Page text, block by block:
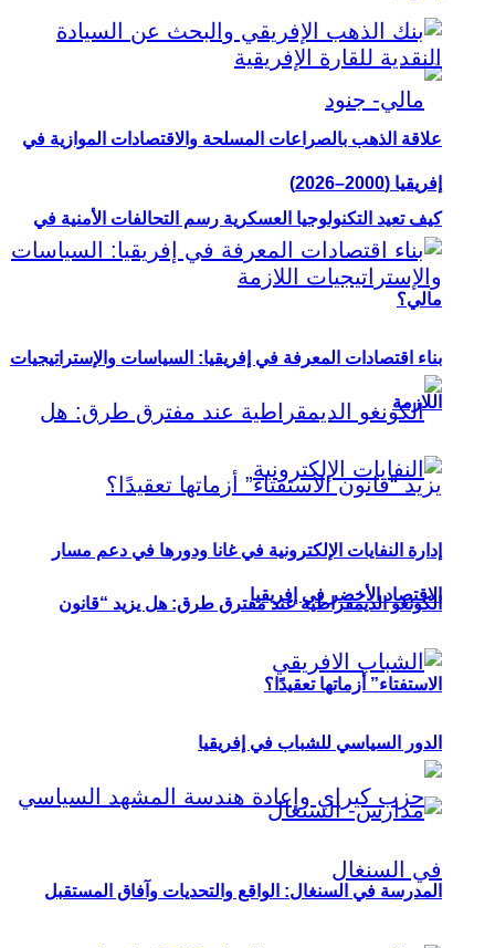
كيف تعيد التكنولوجيا العسكرية رسم التحالفات الأمنية في
مالي؟
الكونغو الديمقراطية عند مفترق طرق: هل يزيد “قانون
الاستفتاء” أزماتها تعقيدًا؟
علاقة الذهب بالصراعات المسلحة والاقتصادات الموازية في
إفريقيا (2000–2026)
بناء اقتصادات المعرفة في إفريقيا: السياسات والإستراتيجيات
اللازمة
إدارة النفايات الإلكترونية في غانا ودورها في دعم مسار
الاقتصاد الأخضر في إفريقيا
الدور السياسي للشباب في إفريقيا
المدرسة في السنغال: الواقع والتحديات وآفاق المستقبل